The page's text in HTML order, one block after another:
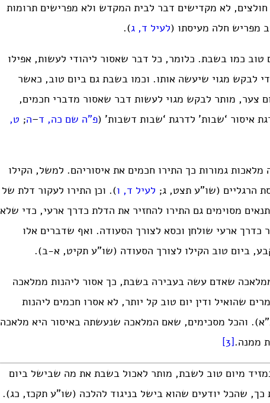
לא מקדישים דבר לבית המקדש ולא מפרישים תרומות
מפריש חלה מעיסתו (לעיל ד, ג).
טוב כמו בשבת. כלומר, כל דבר שאסור ליהודי לעשות, אפילו
לבקש מגוי שיעשה אותו. וכמו בשבת גם ביום טוב, כאשר
צער, מותר לבקש מגוי לעשות דבר שאסור מדברי חכמים,
איסור ‘שבות’ לדרגת ‘שבות דשבות’ (פ”ה שם כה, ד–ה; ט,
גמורות כך התירו חכמים את איסוריהם. למשל, הקילו
הרגליים (שו”ע תצט, ג; לעיל ד, ו). וכן התירו לעקור דלת של
מסוימים גם התירו להחזיר את הדלת כדרך ארעי, כדי שלא
כדרך ארעי שולחן וכסא לצורך הסעודה. ואף שדברים אלו
ביום טוב הקילו לצורך הסעודה (שו”ע תקיט, א-ב).
שאדם עשה בעבירה בשבת, כך אסור ליהנות ממלאכה
שהואיל ודין יום טוב קל יותר, לא אסרו חכמים ליהנות
והכל מסכימים, שאם המלאכה שנעשתה באיסור היא מלאכה
ממנה.[3]
מיום טוב לשבת, מותר לאכול בשבת את מה שבישל ביום
שהכל יודעים שהוא בישל בניגוד להלכה (שו”ע תקכז, כג).